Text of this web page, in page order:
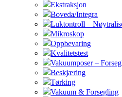
Ekstraksjon
Boveda/Integra
Luktontroll –
Mikroskop
Oppbevaring
Kvalitetstest
Vakuumposer –
Beskjæring
Tørking
Vakuum & Forsegling